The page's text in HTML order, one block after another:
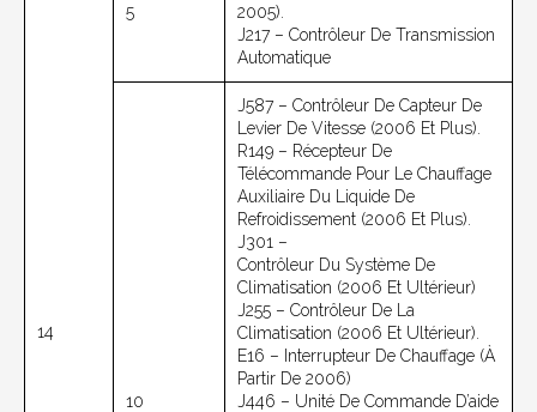
14
5
2005).
J217 – Contrôleur De Transmission
Automatique
10
J587 – Contrôleur De Capteur De
Levier De Vitesse (2006 Et Plus).
R149 – Récepteur De
Télécommande Pour Le Chauffage
Auxiliaire Du Liquide De
Refroidissement (2006 Et Plus).
J301 –
Contrôleur Du Système De
Climatisation (2006 Et Ultérieur)
J255 – Contrôleur De La
Climatisation (2006 Et Ultérieur).
E16 – Interrupteur De Chauffage (à
Partir De 2006)
J446 – Unité De Commande D’aide